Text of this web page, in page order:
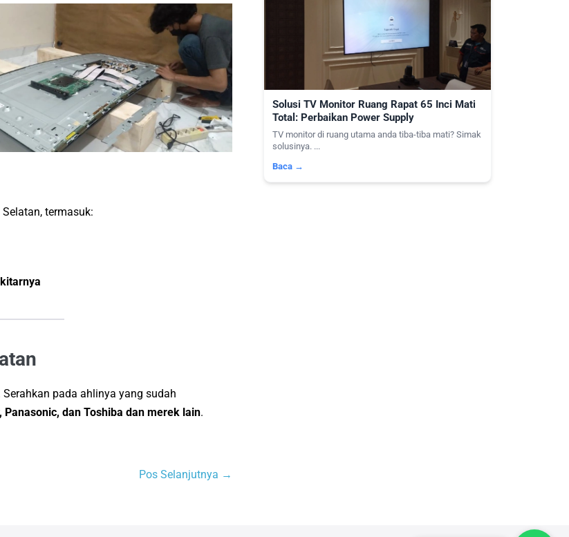
termasuk:
pada ahlinya yang sudah
Panasonic, dan Toshiba dan merek lain.
Pos Selanjutnya →
Solusi TV Monitor Ruang Rapat 65 Inci Mati
Total: Perbaikan Power Supply
TV monitor di ruang utama anda tiba-tiba mati? Simak
solusinya. ...
Baca →